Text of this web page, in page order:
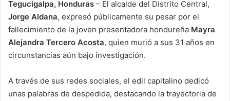
Tegucigalpa, Honduras – El alcalde del Distrito Central,
Jorge Aldana, expresó públicamente su pesar por el
fallecimiento de la joven presentadora hondureña Mayra
Alejandra Tercero Acosta, quien murió a sus 31 años en
circunstancias aún bajo investigación.
A través de sus redes sociales, el edil capitalino dedicó
unas palabras de despedida, destacando la trayectoria de